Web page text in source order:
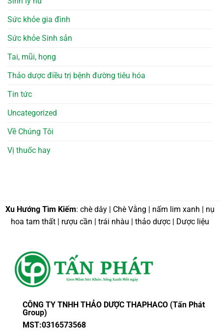
Sức khỏe gia đình
Sức khỏe Sinh sản
Tai, mũi, họng
Thảo dược điều trị bệnh đường tiêu hóa
Tin tức
Uncategorized
Về Chúng Tôi
Vị thuốc hay
Xu Hướng Tìm Kiếm: chè dây | Chè Vằng | nấm lim xanh | nụ
hoa tam thất | rượu cần | trái nhàu | thảo dược | Dược liệu
CÔNG TY TNHH THẢO DƯỢC THAPHACO (Tấn Phát
Group)
MST:0316573568